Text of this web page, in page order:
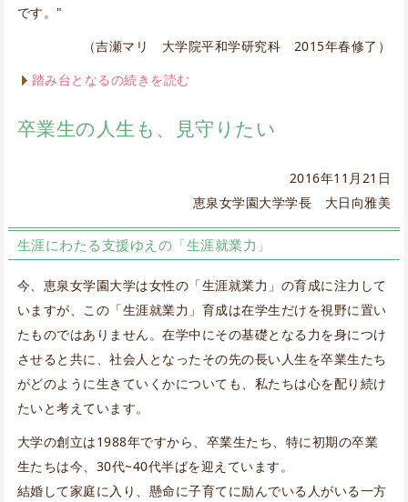
です。"
（吉瀬マリ 大学院平和学研究科 2015年春修了）
踏み台となるの続きを読む
卒業生の人生も、見守りたい
2016年11月21日
恵泉女学園大学学長 大日向雅美
生涯にわたる支援ゆえの「生涯就業力」
今、恵泉女学園大学は女性の「生涯就業力」の育成に注力して
いますが、この「生涯就業力」育成は在学生だけを視野に置い
たものではありません。在学中にその基礎となる力を身につけ
させると共に、社会人となったその先の長い人生を卒業生たち
がどのように生きていくかについても、私たちは心を配り続け
たいと考えています。
大学の創立は1988年ですから、卒業生たち、特に初期の卒業
生たちは今、30代~40代半ばを迎えています。
結婚して家庭に入り、懸命に子育てに励んでいる人がいる一方